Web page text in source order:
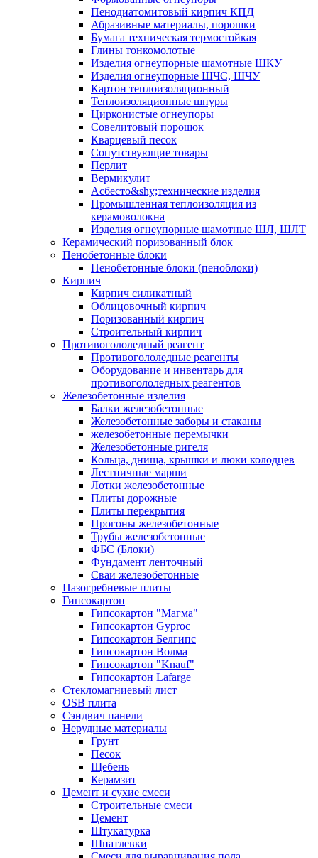
Пенодиатомитовый кирпич КПД
Абразивные материалы, порошки
Бумага техническая термостойкая
Глины тонкомолотые
Изделия огнеупорные шамотные ШКУ
Изделия огнеупорные ШЧС, ШЧУ
Картон теплоизоляционный
Теплоизоляционные шнуры
Цирконистые огнеупоры
Совелитовый порошок
Кварцевый песок
Сопутствующие товары
Перлит
Вермикулит
Асбесто&shy;технические изделия
Промышленная теплоизоляция из
керамоволокна
Изделия огнеупорные шамотные ШЛ, ШЛТ
Керамический поризованный блок
Пенобетонные блоки
Пенобетонные блоки (пеноблоки)
Кирпич
Кирпич силикатный
Облицовочный кирпич
Поризованный кирпич
Строительный кирпич
Противогололедный реагент
Противогололедные реагенты
Оборудование и инвентарь для
противогололедных реагентов
Железобетонные изделия
Балки железобетонные
Железобетонные заборы и стаканы
железобетонные перемычки
Железобетонные ригеля
Кольца, днища, крышки и люки колодцев
Лестничные марши
Лотки железобетонные
Плиты дорожные
Плиты перекрытия
Прогоны железобетонные
Трубы железобетонные
ФБС (Блоки)
Фундамент ленточный
Сваи железобетонные
Пазогребневые плиты
Гипсокартон
Гипсокартон "Магма"
Гипсокартон Gyproc
Гипсокартон Белгипс
Гипсокартон Волма
Гипсокартон "Knauf"
Гипсокартон Lafarge
Стекломагниевый лист
OSB плита
Сэндвич панели
Нерудные материалы
Грунт
Песок
Щебень
Керамзит
Цемент и сухие смеси
Строительные смеси
Цемент
Штукатурка
Шпатлевки